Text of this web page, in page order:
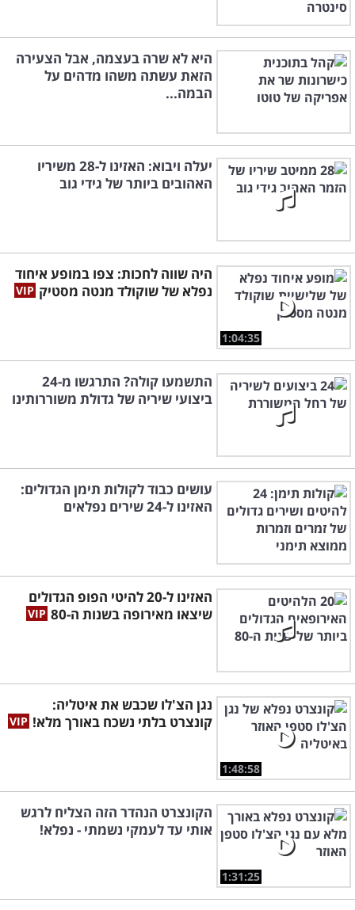
היא לא שרה בעצמה, אבל הצעירה
הזאת עשתה משהו מדהים על
הבמה...
יעלה ויבוא: האזינו ל-28 משיריו
האהובים ביותר של גידי גוב
1:04:35
היה שווה לחכות: צפו במופע איחוד
נפלא של שוקולד מנטה מסטיק
התשמעו קולה? התרגשו מ-24
ביצועי שיריה של גדולת משוררותינו
עושים כבוד לקולות תימן הגדולים:
האזינו ל-24 שירים נפלאים
האזינו ל-20 להיטי הפופ הגדולים
שיצאו מאירופה בשנות ה-80
1:48:58
נגן הצ'לו שכבש את איטליה:
קונצרט בלתי נשכח באורך מלא!
1:31:25
הקונצרט הנהדר הזה הצליח לרגש
אותי עד לעמקי נשמתי - נפלא!